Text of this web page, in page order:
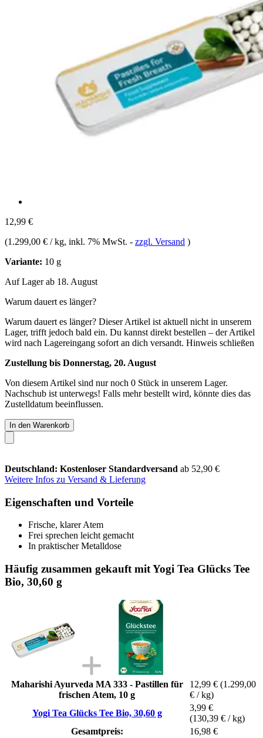
12,99 €
(1.299,00 € / kg, inkl. 7% MwSt. - zzgl. Versand )
Variante: 10 g
Auf Lager ab 18. August
Warum dauert es länger?
Warum dauert es länger? Dieser Artikel ist aktuell nicht in unserem
Lager, trifft jedoch bald ein. Du kannst direkt bestellen – der Artikel
wird nach Lagereingang sofort an dich versandt. Hinweis schließen
Zustellung bis Donnerstag, 20. August
Von diesem Artikel sind nur noch 0 Stück in unserem Lager.
Nachschub ist unterwegs! Falls mehr bestellt wird, könnte dies das
Zustelldatum beeinflussen.
In den Warenkorb
Deutschland: Kostenloser Standardversand ab 52,90 €
Weitere Infos zu Versand & Lieferung
Eigenschaften und Vorteile
Frische, klarer Atem
Frei sprechen leicht gemacht
In praktischer Metalldose
Häufig zusammen gekauft mit Yogi Tea Glücks Tee
Bio, 30,60 g
Maharishi Ayurveda MA 333 - Pastillen für
frischen Atem, 10 g
12,99 € (1.299,00
€ / kg)
Yogi Tea Glücks Tee Bio, 30,60 g
3,99 €
(130,39 € / kg)
Gesamtpreis:
16,98 €